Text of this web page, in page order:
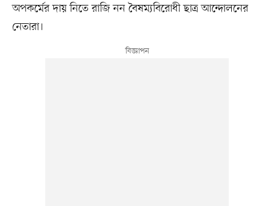
অপকর্মের দায় নিতে রাজি নন বৈষম্যবিরোধী ছাত্র আন্দোলনের
নেতারা।